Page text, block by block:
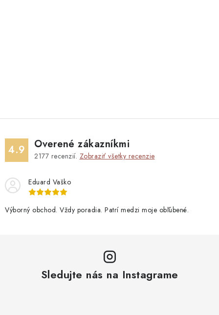
4.9 Overené zákazníkmi
2177 recenzií. Zobraziť všetky recenzie
Eduard Vaško
Výborný obchod. Vždy poradia. Patrí medzi moje obľúbené.
Sledujte nás na Instagrame